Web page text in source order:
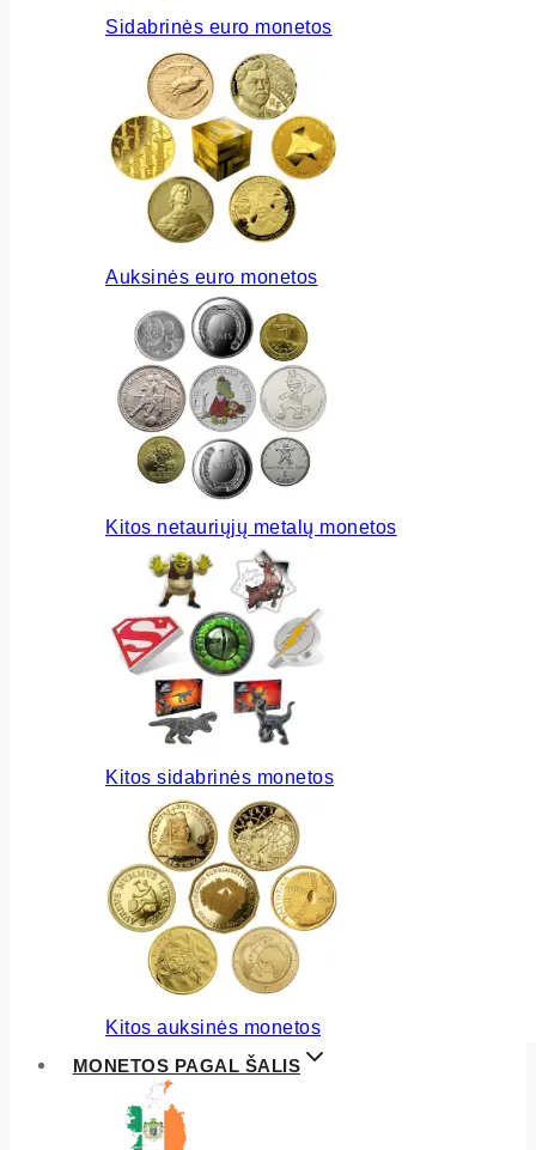
Sidabrinės euro monetos
Auksinės euro monetos
Kitos netauriųjų metalų monetos
Kitos sidabrinės monetos
Kitos auksinės monetos
MONETOS PAGAL ŠALIS